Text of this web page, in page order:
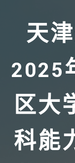
天
2025
区大
科能